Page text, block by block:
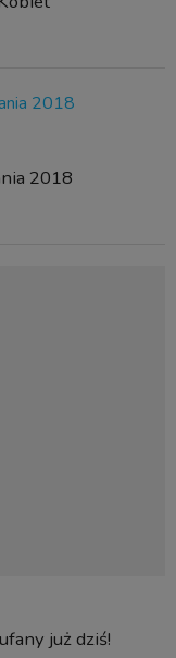
2018
już dziś!